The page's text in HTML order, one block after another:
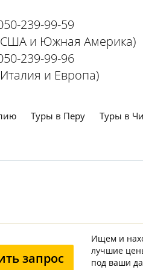
239-99-59
и Южная Америка)
239-99-96
и Европа)
Туры в Перу Туры в
запрос
Ищем и
лучшие
под ваши